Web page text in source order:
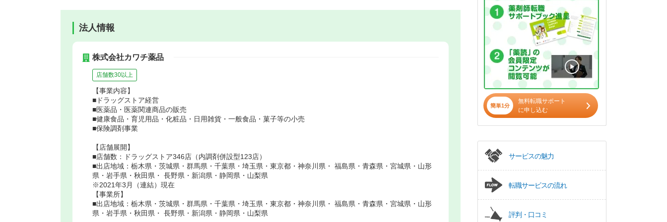
法人情報
株式会社カワチ薬品
店舗数30以上
【事業内容】
■ドラッグストア経営
■医薬品・医薬関連商品の販売
■健康食品・育児用品・化粧品・日用雑貨・一般食品・菓子等の小売
■保険調剤事業
【店舗展開】
■店舗数：ドラッグストア346店（内調剤併設型123店）
■出店地域：栃木県・茨城県・群馬県・千葉県・埼玉県・東京都・神奈川県・ 福島県・青森県・宮城県・山形
県・岩手県・秋田県・ 長野県・新潟県・静岡県・山梨県
※2021年3月（連結）現在
【事業所】
■出店地域：栃木県・茨城県・群馬県・千葉県・埼玉県・東京都・神奈川県・ 福島県・青森県・宮城県・山形
県・岩手県・秋田県・ 長野県・新潟県・静岡県・山梨県
簡単1分
無料転職サポート
に申し込む
サービスの魅力
転職サービスの流れ
評判・口コミ